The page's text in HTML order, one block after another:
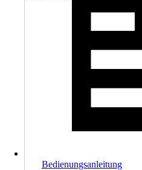
Bedienungsanleitung